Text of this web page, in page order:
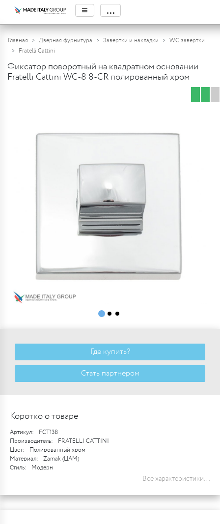
≡ ...
Главная Дверная фурнитура Завертки и накладки
WC завертки
Fratelli Cattini
Фиксатор поворотный на квадратном основании
Fratelli Cattini WC-8 8-CR полированный хром
Где купить?
Стать партнером
Коротко о товаре
Артикул:
FCT138
Производитель:
FRATELLI CATTINI
Цвет:
Полированный хром
Материал:
Zamak (ЦАМ)
Стиль:
Модерн
Все характеристики...